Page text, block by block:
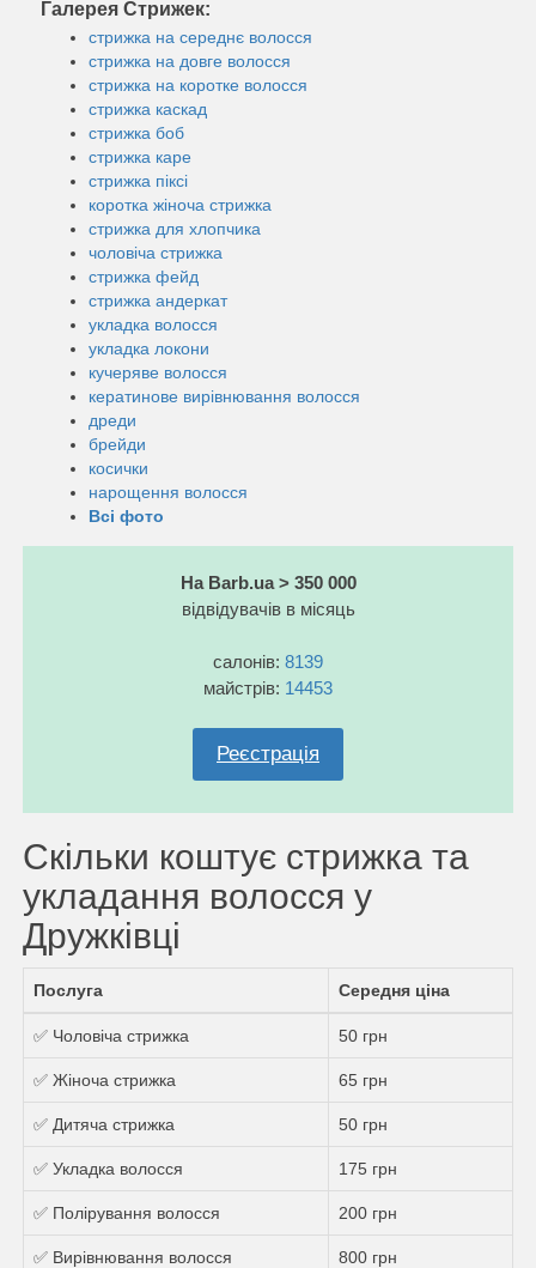
Галерея Стрижек:
стрижка на середнє волосся
стрижка на довге волосся
стрижка на коротке волосся
стрижка каскад
стрижка боб
стрижка каре
стрижка піксі
коротка жіноча стрижка
стрижка для хлопчика
чоловіча стрижка
стрижка фейд
стрижка андеркат
укладка волосся
укладка локони
кучеряве волосся
кератинове вирівнювання волосся
дреди
брейди
косички
нарощення волосся
Всі фото
На Barb.ua > 350 000
відвідувачів в місяць
салонів: 8139
майстрів: 14453
Реєстрація
Скільки коштує стрижка та
укладання волосся у
Дружківці
Послуга Середня ціна
✅ Чоловіча стрижка 50 грн
✅ Жіноча стрижка 65 грн
✅ Дитяча стрижка 50 грн
✅ Укладка волосся 175 грн
✅ Полірування волосся 200 грн
✅ Вирівнювання волосся 800 грн